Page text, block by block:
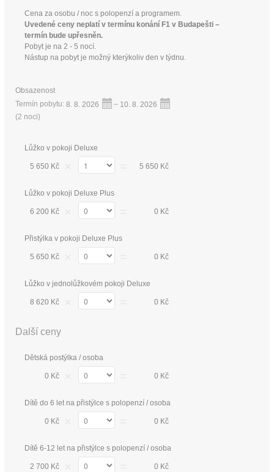
Cena za osobu / noc s polopenzí a programem.
Uvedené ceny neplatí v termínu konání F1 v Budapešti –
termín bude upřesněn.
Pobyt je na 2 - 5 nocí.
Nástup na pobyt je možný kterýkoliv den v týdnu.
Obsazenost
Termín pobytu: 8. 8. 2026 – 10. 8. 2026
(2 noci)
Lůžko v pokoji Deluxe
5 650 Kč 5 650 Kč
Lůžko v pokoji Deluxe Plus
6 200 Kč 0 Kč
Přistýlka v pokoji Deluxe Plus
5 650 Kč 0 Kč
Lůžko v jednolůžkovém pokoji Deluxe
8 620 Kč 0 Kč
Další ceny
Dětská postýlka / osoba
0 Kč 0 Kč
Dítě do 6 let na přistýlce s polopenzí / osoba
0 Kč 0 Kč
Dítě 6-12 let na přistýlce s polopenzí / osoba
2 700 Kč 0 Kč